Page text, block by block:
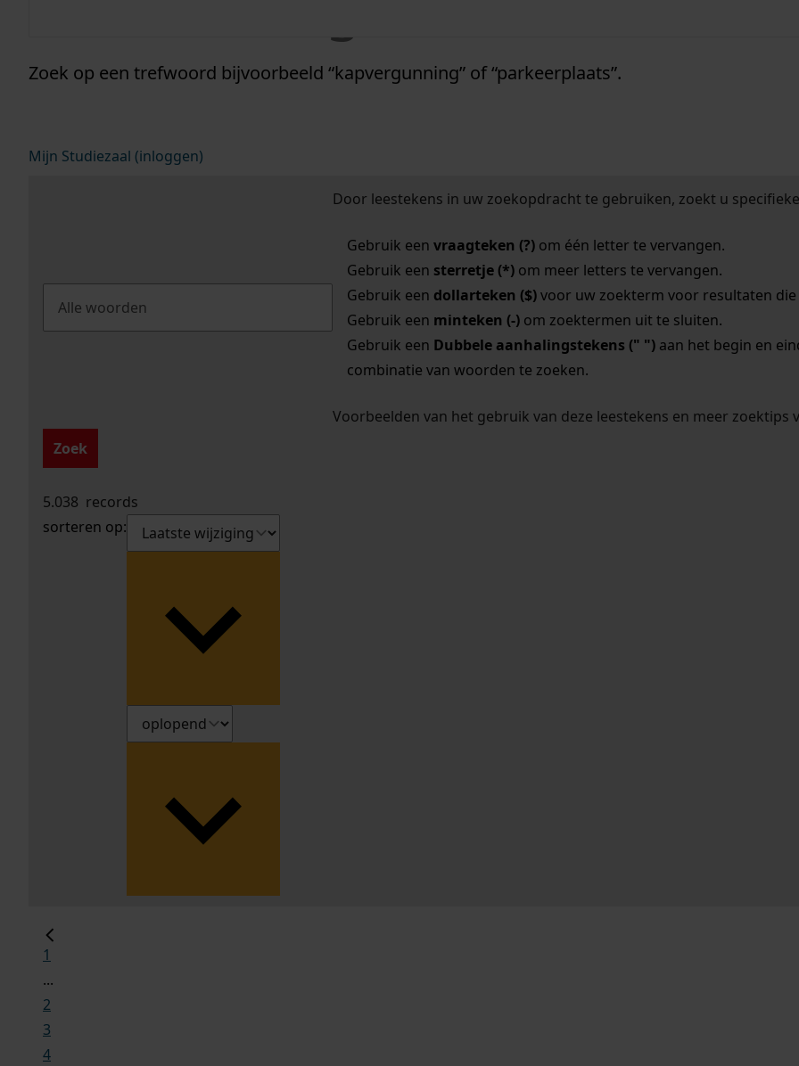
Zoek op een trefwoord bijvoorbeeld “kapvergunning” of “parkeerplaats”.
Mijn Studiezaal (inloggen)
Door leestekens in uw zoekopdracht te gebruiken, zoekt u
Gebruik een vraagteken (?)om één letter te vervangen.
Gebruik een sterretje (*)om meer letters te vervangen.
Gebruik een dollarteken ($)voor uw zoekterm voor resultaten die
Gebruik een minteken (-)om zoektermen uit te sluiten.
Gebruik een Dubbele aanhalingstekens (" ")aan het begin en
combinatie van woorden te zoeken.
Voorbeelden van het gebruik van deze leestekens en meer zoektips
Zoek
5.038 records
sorteren op:
1
...
2
3
4